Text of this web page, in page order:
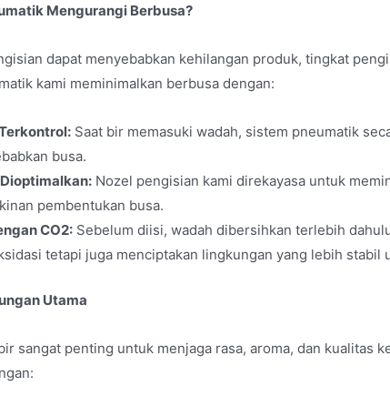
Mengurangi Berbusa?
dapat menyebabkan kehilangan produk, tingkat
kami meminimalkan berbusa dengan:
Saat bir memasuki wadah, sistem pneumatik
busa.
Nozel pengisian kami direkayasa untuk
pembentukan busa.
CO2:Sebelum diisi, wadah dibersihkan terlebih
tetapi juga menciptakan lingkungan yang lebih stabil
Utama
sangat penting untuk menjaga rasa, aroma, dan kualitas